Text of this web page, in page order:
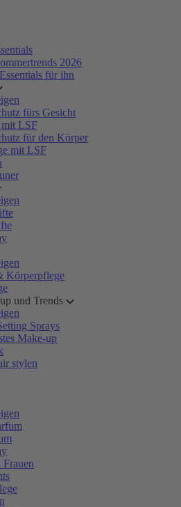
2026
für ihn
fürs Gesicht
LSF
für den Körper
mit LSF
Körperpflege
und Trends
Sprays
Make-up
stylen
Frauen